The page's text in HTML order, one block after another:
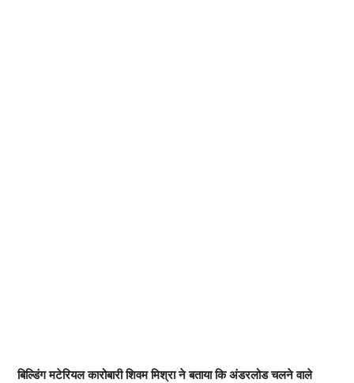
बिल्डिंग मटेरियल कारोबारी शिवम मिश्रा ने बताया कि अंडरलोड चलने वाले